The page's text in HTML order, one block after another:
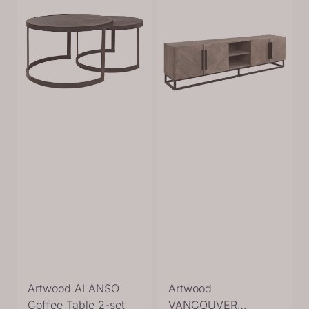
Artwood ALANSO
Coffee Table 2-set
Artwood
VANCOUVER